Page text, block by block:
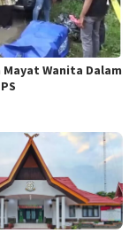
Mayat Wanita Dalam